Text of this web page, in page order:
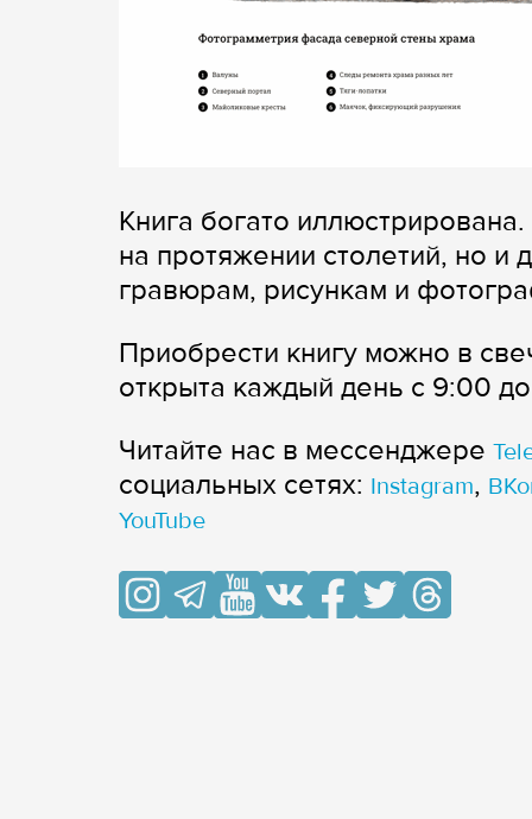
Книга богато
на протяжении столетий, но и
гравюрам, рисункам и
Приобрести книгу можно в
открыта каждый день с 9:00
Читайте нас в мессенджере
cоциальных сетях: Instagram,
YouTube